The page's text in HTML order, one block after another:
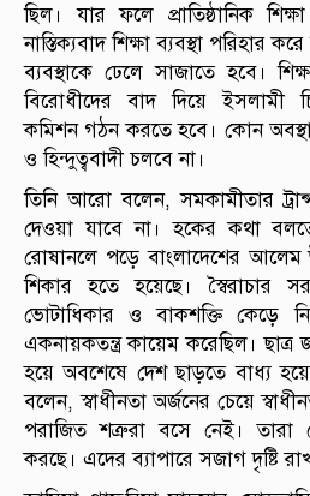
ছিল। যার ফলে প্রাতিষ্ঠানিক শিক্ষা
নাস্তিক্যবাদ শিক্ষা ব্যবস্থা পরিহার
ব্যবস্থাকে ঢেলে সাজাতে হবে।
বিরোধীদের বাদ দিয়ে ইসলামী
কমিশন গঠন করতে হবে। কোন
ও হিন্দুত্ববাদী চলবে না।
তিনি আরো বলেন, সমকামীতার
দেওয়া যাবে না। হকের কথা
রোষানলে পড়ে বাংলাদেশের আলেম
শিকার হতে হয়েছে। স্বৈরাচার
ভোটাধিকার ও বাকশক্তি কেড়ে
একনায়কতন্ত্র কায়েম করেছিল।
হয়ে অবশেষে দেশ ছাড়তে বাধ্য
বলেন, স্বাধীনতা অর্জনের চেয়ে
পরাজিত শত্রুরা বসে নেই। তারা
করছে। এদের ব্যাপারে সজাগ দৃষ্টি